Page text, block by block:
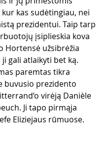
kas sudėtingiau, nei
prezidentui. Taip tarp
įsiplieskia kova
Hortensė užsibrėžia
gali atlaikyti bet ką.
paremtas tikra
buvusio prezidento
virėją Danièle
Ji tapo pirmąja
Eliziejaus rūmuose.